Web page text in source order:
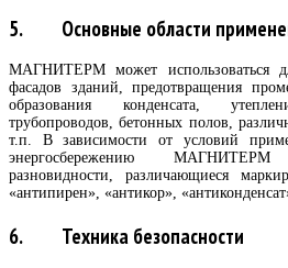
5. Основные области
МАГНИТЕРМ может использоваться
фасадов зданий, предотвращения
образования конденсата,
трубопроводов, бетонных полов,
т.п. В зависимости от условий
энергосбережению
разновидности, различающиеся
«антипирен», «антикор»,
6. Техника безопасности